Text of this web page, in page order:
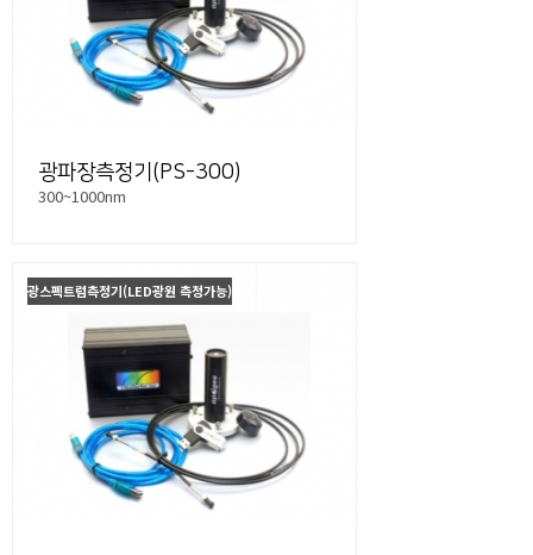
광파장측정기(PS-300)
300~1000nm
광스펙트럼측정기(LED광원 측정가능)